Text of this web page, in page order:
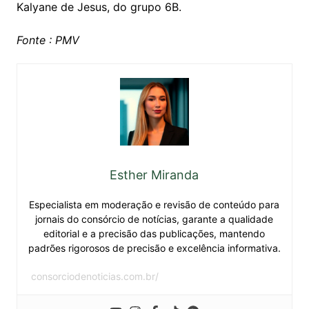
Kalyane de Jesus, do grupo 6B.
Fonte : PMV
Esther Miranda
Especialista em moderação e revisão de conteúdo para
jornais do consórcio de notícias, garante a qualidade
editorial e a precisão das publicações, mantendo
padrões rigorosos de precisão e excelência informativa.
consorciodenoticias.com.br/